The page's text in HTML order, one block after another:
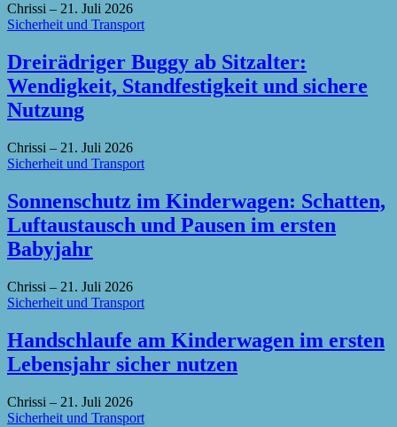
Chrissi – 21. Juli 2026
Sicherheit und Transport
Dreirädriger Buggy ab Sitzalter:
Wendigkeit, Standfestigkeit und sichere
Nutzung
Chrissi – 21. Juli 2026
Sicherheit und Transport
Sonnenschutz im Kinderwagen: Schatten,
Luftaustausch und Pausen im ersten
Babyjahr
Chrissi – 21. Juli 2026
Sicherheit und Transport
Handschlaufe am Kinderwagen im ersten
Lebensjahr sicher nutzen
Chrissi – 21. Juli 2026
Sicherheit und Transport